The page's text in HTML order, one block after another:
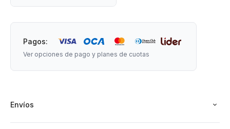
Pagos:
Ver opciones de pago y planes de cuotas
Envíos